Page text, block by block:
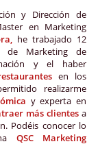
y Dirección de
en Marketing
he trabajado 12
de Marketing de
y el haber
en los
realizarme
y experta en
más clientes a
Podéis conocer lo
QSC Marketing